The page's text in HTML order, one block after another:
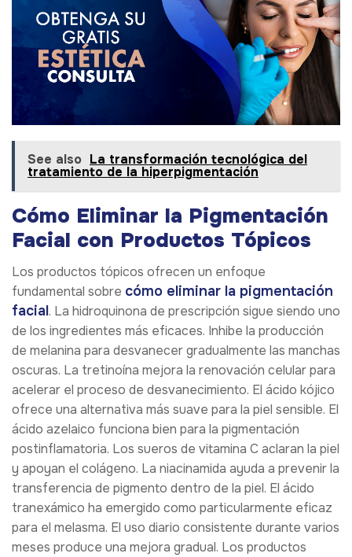
See also La transformación tecnológica del
tratamiento de la hiperpigmentación
Cómo Eliminar la Pigmentación
Facial con Productos Tópicos
Los productos tópicos ofrecen un enfoque
fundamental sobre cómo eliminar la pigmentación
facial. La hidroquinona de prescripción sigue siendo uno
de los ingredientes más eficaces. Inhibe la producción
de melanina para desvanecer gradualmente las manchas
oscuras. La tretinoína mejora la renovación celular para
acelerar el proceso de desvanecimiento. El ácido kójico
ofrece una alternativa más suave para la piel sensible. El
ácido azelaico funciona bien para la pigmentación
postinflamatoria. Los sueros de vitamina C aclaran la piel
y apoyan el colágeno. La niacinamida ayuda a prevenir la
transferencia de pigmento dentro de la piel. El ácido
tranexámico ha emergido como particularmente eficaz
para el melasma. El uso diario consistente durante varios
meses produce una mejora gradual. Los productos